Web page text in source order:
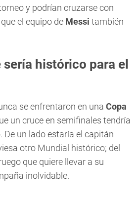
y podrían cruzarse con
el equipo de Messi también
histórico para el
se enfrentaron en una Copa
un cruce en semifinales tendría
De un lado estaría el capitán
otro Mundial histórico; del
que quiere llevar a su
inolvidable.